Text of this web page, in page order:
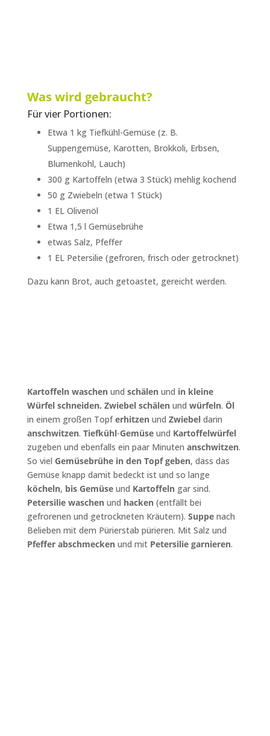
Was wird gebraucht?
Für vier Portionen:
Etwa 1 kg Tiefkühl-Gemüse (z. B.
Suppengemüse, Karotten, Brokkoli, Erbsen,
Blumenkohl, Lauch)
300 g Kartoffeln (etwa 3 Stück) mehlig kochend
50 g Zwiebeln (etwa 1 Stück)
1 EL Olivenöl
Etwa 1,5 l Gemüsebrühe
etwas Salz, Pfeffer
1 EL Petersilie (gefroren, frisch oder getrocknet)
Dazu kann Brot, auch getoastet, gereicht werden.
Kartoffeln waschenund schälenund in kleine
Würfel schneiden. Zwiebel schälenund wür­feln. Öl
in einem großen Topferhitzenund Zwiebeldarin
anschwitzen. Tiefkühl-­Gemüseund Kartoffelwürfel
zugeben und ebenfalls ein paar Minuten anschwitzen.
So viel Gemüse­brühe in den Topf geben, dass das
Gemüse knapp damit bedeckt ist und so lange
köcheln, bis Gemüseund Kartoffelngar sind.
Petersilie waschenund hacken(entfällt bei
gefrorenen und getrockneten Kräutern). Suppenach
Belieben mit dem Pürierstab pürieren. Mit Salz und
Pfeffer abschmeckenund mit Petersilie garnieren.